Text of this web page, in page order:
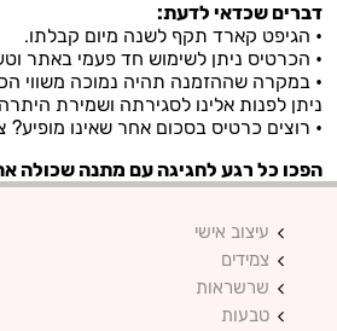
דברים שכדאי לדעת:
• הגיפט קארד תקף לשנה מיום קבלתו.
• הכרטיס ניתן לשימוש חד פעמי באתר
• במקרה שההזמנה תהיה נמוכה משווי
ניתן לפנות אלינו לסגירתה ושמירת
• רוצים כרטיס בסכום אחר שאינו מופיע?
הפכו כל רגע לחגיגה עם מתנה שכולה
עיצוב אישי
צמידים
שרשראות
טבעות